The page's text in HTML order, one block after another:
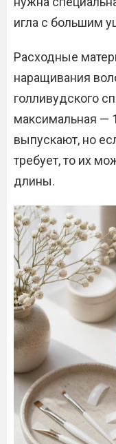
игла с большим
Расходные
наращивания
голливудского
максимальная —
выпускают, но
требует, то их
длины.